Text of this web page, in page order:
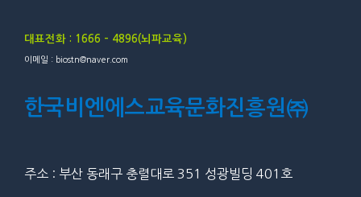
대표전화 : 1666 – 4896(뇌파교육)
이메일 : biostn@naver.com
한국비엔에스교육문화진흥원㈜
주소 : 부산 동래구 충렬대로 351 성광빌딩 401호